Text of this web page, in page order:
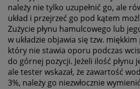
należy nie tylko uzupełnić go, ale
układ i przejrzeć go pod kątem
Zużycie płynu hamulcowego lub
w układzie objawia się tzw.
który nie stawia oporu podczas
do górnej pozycji. Jeżeli ilość płynu
ale tester wskazał, że zawartość
3%, należy go niezwłocznie